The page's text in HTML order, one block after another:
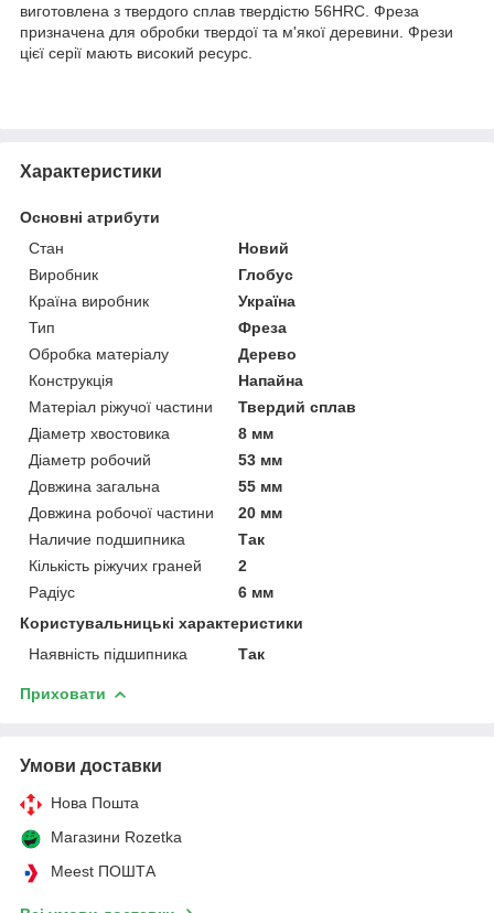
виготовлена з твердого сплав твердістю 56HRC. Фреза
призначена для обробки твердої та м'якої деревини. Фрези
цієї серії мають високий ресурс.
Характеристики
Основні атрибути
Стан
Новий
Виробник
Глобус
Країна виробник
Україна
Тип
Фреза
Обробка матеріалу
Дерево
Конструкція
Напайна
Матеріал ріжучої частини
Твердий сплав
Діаметр хвостовика
8 мм
Діаметр робочий
53 мм
Довжина загальна
55 мм
Довжина робочої частини
20 мм
Наличие подшипника
Так
Кількість ріжучих граней
2
Радіус
6 мм
Користувальницькі характеристики
Наявність підшипника
Так
Приховати
Умови доставки
Нова Пошта
Магазини Rozetka
Meest ПОШТА